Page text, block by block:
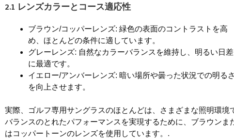
2.1 レンズカラーとコース適応性
ブラウン/コッパーレンズ: 緑色の表面のコントラストを高
め、ほとんどの条件に適しています。
グレーレンズ: 自然なカラーバランスを維持し、明るい日差
に最適です。
イエロー/アンバーレンズ: 暗い場所や曇った状況での明るさ
を向上させます。
実際、ゴルフ専用サングラスのほとんどは、さまざまな照明環境
バランスのとれたパフォーマンスを実現するために、ブラウンま
はコッパートーンのレンズを使用しています。.